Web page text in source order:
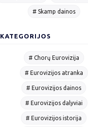
# Skamp dainos
KATEGORIJOS
# Chorų Eurovizija
# Eurovizijos atranka
# Eurovizijos dainos
# Eurovizijos dalyviai
# Eurovizijos istorija